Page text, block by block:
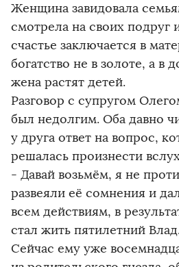
Женщина завидовала
смотрела на своих подруг
счастье заключается в
богатство не в золоте, а в
жена растят детей.
Разговор с супругом
был недолгим. Оба давно
у друга ответ на вопрос,
решалась произнести
- Давай возьмём, я не
развеяли её сомнения и
всем действиям, в
стал жить пятилетний
Сейчас ему уже